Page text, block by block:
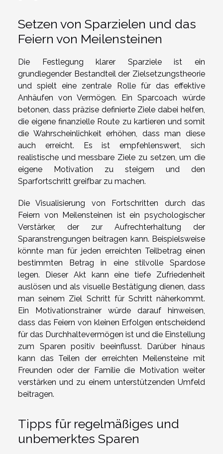
Setzen von Sparzielen und das
Feiern von Meilensteinen
Die Festlegung klarer Sparziele ist ein
grundlegender Bestandteil der Zielsetzungstheorie
und spielt eine zentrale Rolle für das effektive
Anhäufen von Vermögen. Ein Sparcoach würde
betonen, dass präzise definierte Ziele dabei helfen,
die eigene finanzielle Route zu kartieren und somit
die Wahrscheinlichkeit erhöhen, dass man diese
auch erreicht. Es ist empfehlenswert, sich
realistische und messbare Ziele zu setzen, um die
eigene Motivation zu steigern und den
Sparfortschritt greifbar zu machen.
Die Visualisierung von Fortschritten durch das
Feiern von Meilensteinen ist ein psychologischer
Verstärker, der zur Aufrechterhaltung der
Sparanstrengungen beitragen kann. Beispielsweise
könnte man für jeden erreichten Teilbetrag einen
bestimmten Betrag in eine stilvolle Spardose
legen. Dieser Akt kann eine tiefe Zufriedenheit
auslösen und als visuelle Bestätigung dienen, dass
man seinem Ziel Schritt für Schritt näherkommt.
Ein Motivationstrainer würde darauf hinweisen,
dass das Feiern von kleinen Erfolgen entscheidend
für das Durchhaltevermögen ist und die Einstellung
zum Sparen positiv beeinflusst. Darüber hinaus
kann das Teilen der erreichten Meilensteine mit
Freunden oder der Familie die Motivation weiter
verstärken und zu einem unterstützenden Umfeld
beitragen.
Tipps für regelmäßiges und
unbemerktes Sparen